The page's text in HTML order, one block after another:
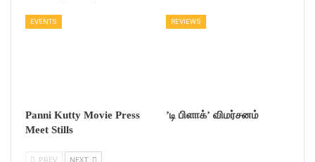
EVENTS
Panni Kutty Movie Press
Meet Stills
REVIEWS
’டி பிளாக்’ விமர்சனம்
PREV NEXT